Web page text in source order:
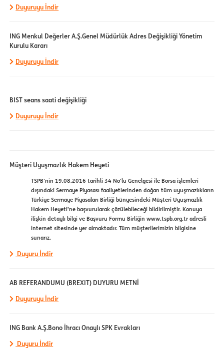
Duyuruyu İndir
ING Menkul Değerler A.Ş.Genel Müdürlük Adres Değişikliği Yönetim
Kurulu Kararı
Duyuruyu İndir
BIST seans saati değişikliği
Duyuruyu İndir
Müşteri Uyuşmazlık Hakem Heyeti
TSPB’nin 19.08.2016 tarihli 34 No'lu Genelgesi ile Borsa işlemleri
dışındaki Sermaye Piyasası faaliyetlerinden doğan tüm uyuşmazlıkların
Türkiye Sermaye Piyasaları Birliği bünyesindeki Müşteri Uyuşmazlık
Hakem Heyeti’ne başvurularak çözülebileceği bildirilmiştir. Konuya
ilişkin detaylı bilgi ve Başvuru Formu Birliğin www.tspb.org.tr adresli
internet sitesinde yer almaktadır. Tüm müşterilerimizin bilgisine
sunarız.
Duyuru İndir
AB REFERANDUMU (BREXIT) DUYURU METNİ
Duyuruyu İndir
ING Bank A.Ş.Bono İhracı Onaylı SPK Evrakları
Duyuru İndir